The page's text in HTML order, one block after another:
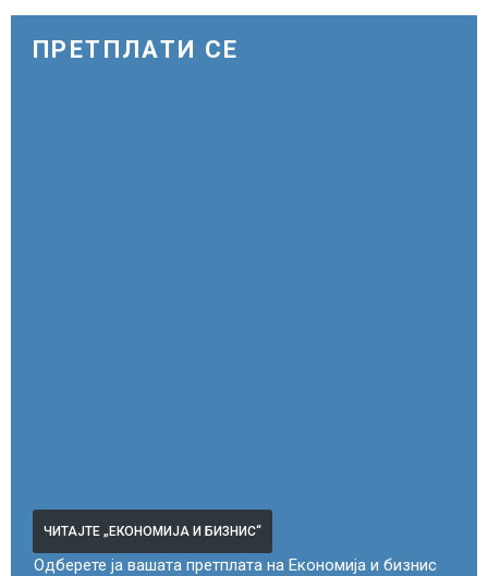
ПРЕТПЛАТИ СЕ
ЧИТАЈТЕ „ЕКОНОМИЈА И БИЗНИС“
Одберете ја вашата претплата на Економија и бизнис